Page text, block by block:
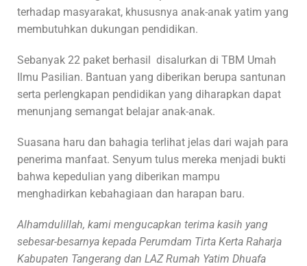
terhadap masyarakat, khususnya anak-anak yatim yang
membutuhkan dukungan pendidikan.
Sebanyak 22 paket berhasil disalurkan di TBM Umah
Ilmu Pasilian. Bantuan yang diberikan berupa santunan
serta perlengkapan pendidikan yang diharapkan dapat
menunjang semangat belajar anak-anak.
Suasana haru dan bahagia terlihat jelas dari wajah para
penerima manfaat. Senyum tulus mereka menjadi bukti
bahwa kepedulian yang diberikan mampu
menghadirkan kebahagiaan dan harapan baru.
Alhamdulillah, kami mengucapkan terima kasih yang
sebesar-besarnya kepada Perumdam Tirta Kerta Raharja
Kabupaten Tangerang dan LAZ Rumah Yatim Dhuafa